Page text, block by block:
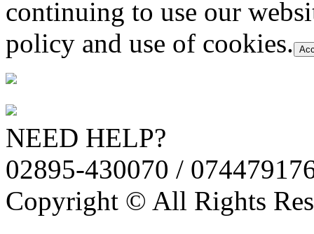
continuing to use our
policy and use of cookies.
NEED HELP?
02895-430070 /
Copyright © All Rights